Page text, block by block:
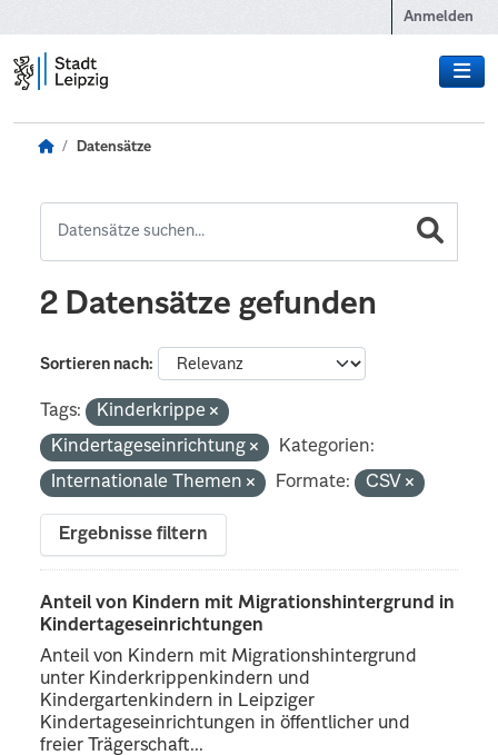
Anmelden
Datensätze
2 Datensätze gefunden
Sortieren nach
Tags:
Kinderkrippe
Kindertageseinrichtung
Kategorien:
Internationale Themen
Formate: CSV
Ergebnisse filtern
Anteil von Kindern mit Migrationshintergrund in
Kindertageseinrichtungen
Anteil von Kindern mit Migrationshintergrund
unter Kinderkrippenkindern und
Kindergartenkindern in Leipziger
Kindertageseinrichtungen in öffentlicher und
freier Trägerschaft...